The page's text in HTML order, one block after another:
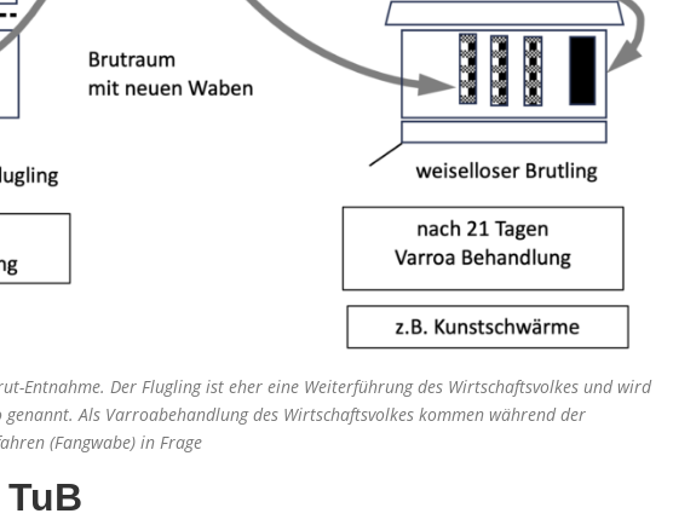
Entnahme. Der Flugling ist eher eine Weiterführung des Wirtschaftsvolkes und wird
genannt. Als Varroabehandlung des Wirtschaftsvolkes kommen während der
(Fangwabe) in Frage